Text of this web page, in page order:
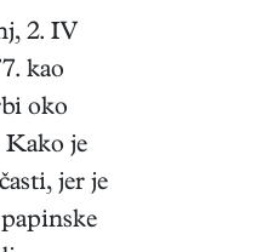
2. IV
kao
oko
Kako je
jer je